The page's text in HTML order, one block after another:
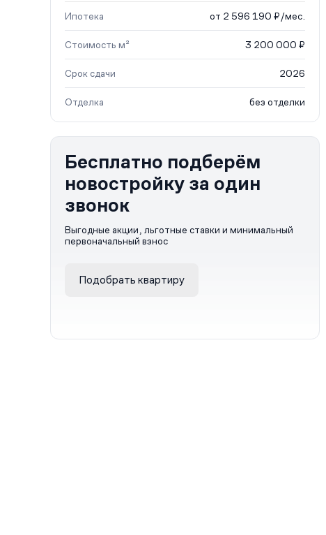
Ипотека от 2 596 190 ₽/мес.
Стоимость м² 3 200 000 ₽
Срок сдачи 2026
Отделка без отделки
Бесплатно подберём
новостройку за один
звонок
Выгодные акции, льготные ставки и минимальный
первоначальный взнос
Подобрать квартиру